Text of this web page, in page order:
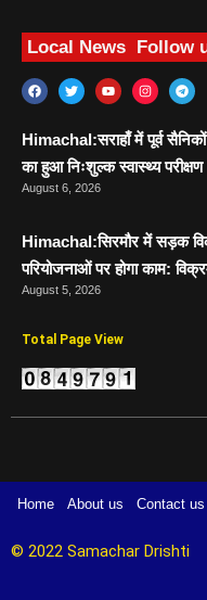
Local News Follow
Himachal:सराहाँ में पूर्व
का हुआ निःशुल्क स्वास्थ्य परीक्षण
August 6, 2026
Himachal:सिरमौर में सड़क
परियोजनाओं पर होगा काम:
August 5, 2026
Total Page View
Home About us Contact us
© 2022 Samachar Drishti